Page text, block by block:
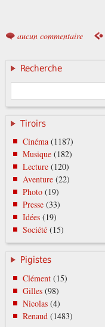
aucun commentaire
Recherche
Tiroirs
Cinéma (1187)
Musique (182)
Lecture (120)
Aventure (22)
Photo (19)
Presse (33)
Idées (19)
Société (15)
Pigistes
Clément(15)
Gilles(98)
Nicolas(4)
Renaud(1483)